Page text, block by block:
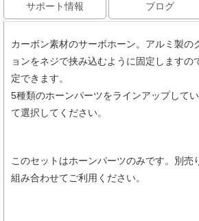
サポート情報 ブログ
カーボン素材のサーボホーン。アルミ製の
ョンをネジで挟み込むように固定しますの
定できます。
5種類のホーンパーツをラインアップして
て選択してください。
このセットはホーンパーツのみです。別売
組み合わせてご利用ください。